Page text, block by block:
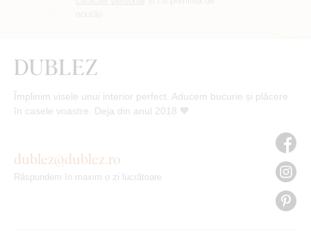
Împlinim visele unui interior perfect. Aducem bucurie și plăcere
în casele voastre. Deja din anul 2018 🧡
dublez@dublez.ro
Răspundem în maxim o zi lucrătoare